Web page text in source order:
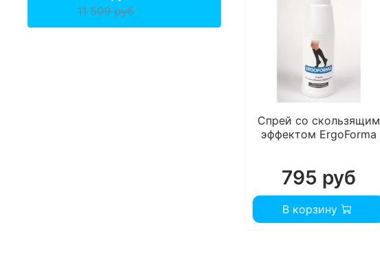
Спрей со скользящим
эффектом ErgoForma
795 руб
В корзину
11 509 руб